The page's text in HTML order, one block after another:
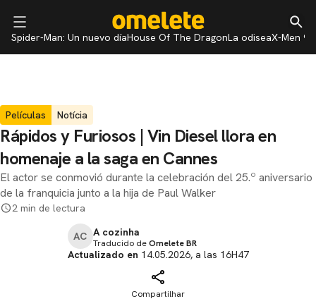
Spider-Man: Un nuevo díaHouse Of The DragonLa odiseaX-Men 97
Películas Notícia
Rápidos y Furiosos | Vin Diesel llora en
homenaje a la saga en Cannes
El actor se conmovió durante la celebración del 25.º aniversario
de la franquicia junto a la hija de Paul Walker
2 min de lectura
AC A cozinha
Traducido deOmelete BR
Actualizado en 14.05.2026, a las 16H47
Compartilhar